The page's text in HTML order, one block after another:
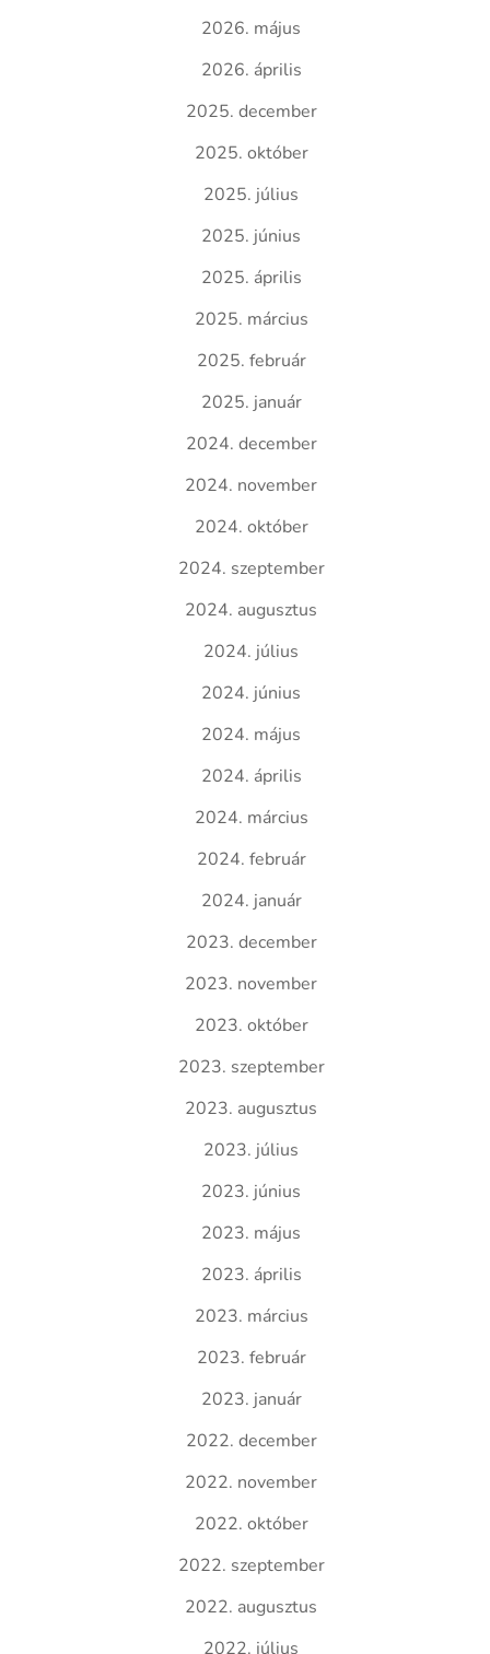
2026. május
2026. április
2025. december
2025. október
2025. július
2025. június
2025. április
2025. március
2025. február
2025. január
2024. december
2024. november
2024. október
2024. szeptember
2024. augusztus
2024. július
2024. június
2024. május
2024. április
2024. március
2024. február
2024. január
2023. december
2023. november
2023. október
2023. szeptember
2023. augusztus
2023. július
2023. június
2023. május
2023. április
2023. március
2023. február
2023. január
2022. december
2022. november
2022. október
2022. szeptember
2022. augusztus
2022. július